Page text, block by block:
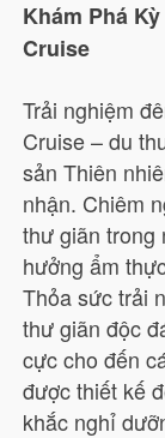
Khám Phá
Cruise
Trải nghiệm
Cruise – du
sản Thiên
nhận. Chiêm
thư giãn trong
hưởng ẩm
Thỏa sức trải
thư giãn độc
cực cho đến
được thiết kế
khắc nghỉ